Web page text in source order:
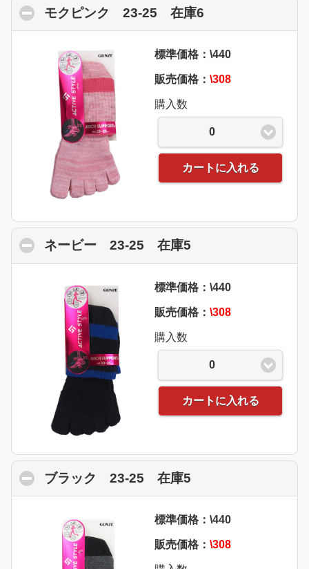
モクピンク 23-25 在庫6
標準価格：\440
販売価格： \308
購入数
0
カートに入れる
ネービー 23-25 在庫5
標準価格：\440
販売価格： \308
購入数
0
カートに入れる
ブラック 23-25 在庫5
標準価格：\440
販売価格： \308